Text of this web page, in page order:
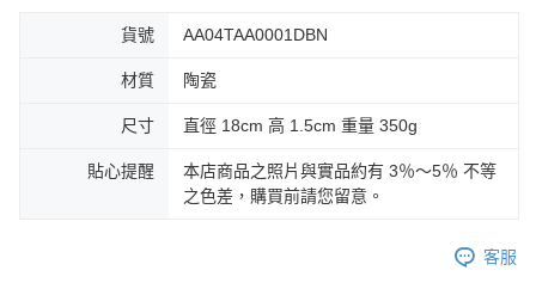
貨號 AA04TAA0001DBN
材質 陶瓷
尺寸 直徑 18cm 高 1.5cm 重量 350g
貼心提醒
本店商品之照片與實品約有 3％～5％ 不等
之色差，購買前請您留意。
客服